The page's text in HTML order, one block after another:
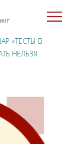
«ТЕСТЫ В
НЕЛЬЗЯ